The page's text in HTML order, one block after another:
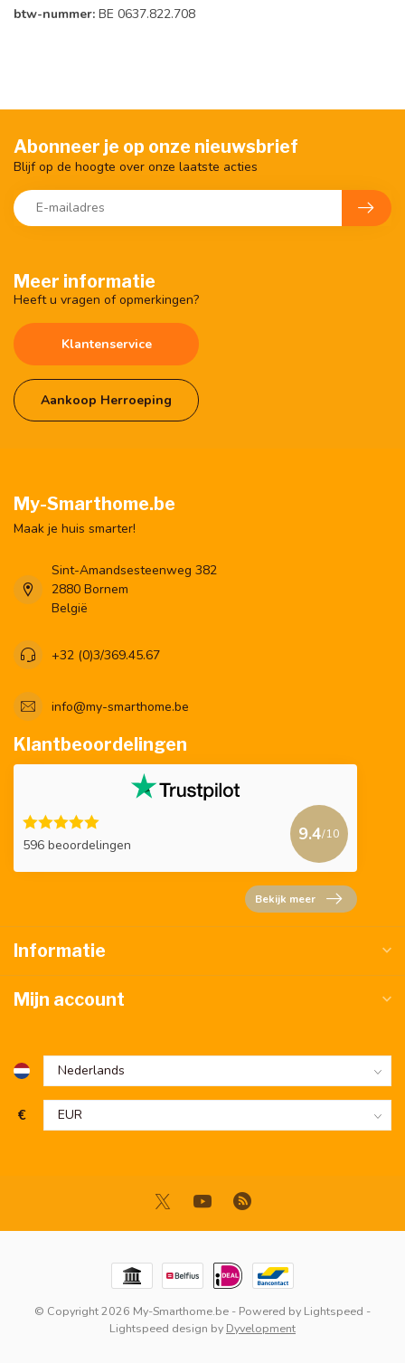
btw-nummer: BE 0637.822.708
Meer informatie
Heeft u vragen of opmerkingen?
Klantenservice
Aankoop Herroeping
Abonneer je op onze nieuwsbrief
Blijf op de hoogte over onze laatste acties
My-Smarthome.be
Maak je huis smarter!
Sint-Amandsesteenweg 382
2880 Bornem
België
+32 (0)3/369.45.67
info@my-smarthome.be
Klantbeoordelingen
596 beoordelingen
9.4/10
Bekijk meer
Informatie
Mijn account
€
© Copyright 2026 My-Smarthome.be - Powered by Lightspeed -
Lightspeed design by Dyvelopment